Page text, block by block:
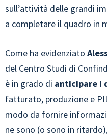
sull’attività delle grandi
a completare il quadro in
Come ha evidenziato
del Centro Studi di
è in grado di anticipare i
fatturato, produzione e
modo da fornire
ne sono (o sono in